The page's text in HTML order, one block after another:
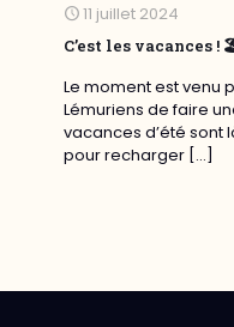
11 juillet 2024
C’est les vacances !
Le moment est venu
Lémuriens de faire
vacances d’été sont
pour recharger […]